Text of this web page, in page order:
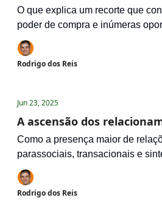
O que explica um recorte que
poder de compra e inúmeras
receber tão pouca atenção?
Rodrigo dos Reis
Jun 23, 2025
A ascensão dos
Como a presença maior de
parassociais, transacionais e
sensação de solidão e
Rodrigo dos Reis